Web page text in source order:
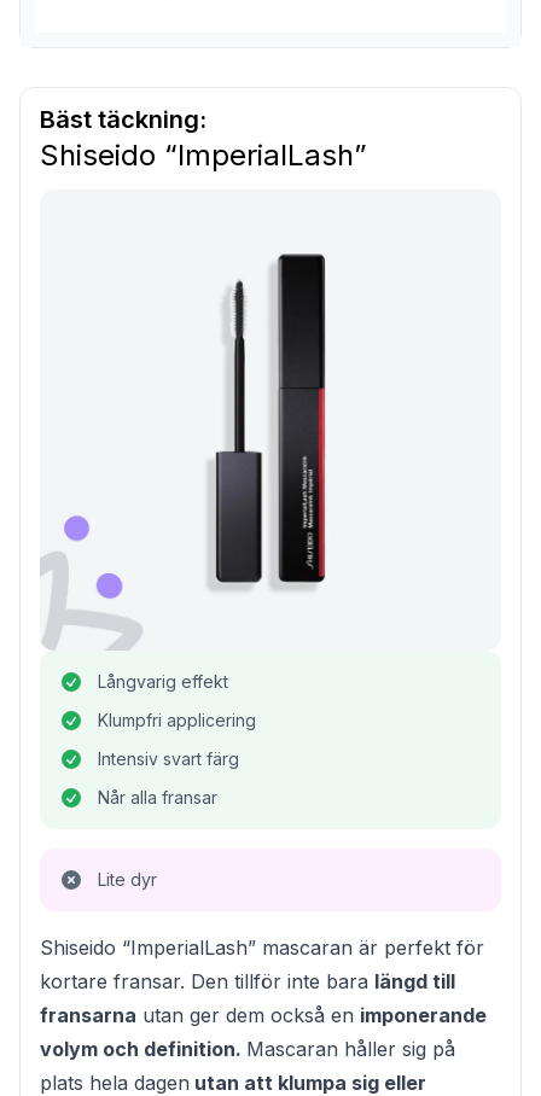
Bäst täckning:
Shiseido “ImperialLash”
Långvarig effekt
Klumpfri applicering
Intensiv svart färg
Når alla fransar
Lite dyr
Shiseido “ImperialLash” mascaran är perfekt för
kortare fransar. Den tillför inte bara längd till
fransarna utan ger dem också en imponerande
volym och definition. Mascaran håller sig på
plats hela dagen utan att klumpa sig eller